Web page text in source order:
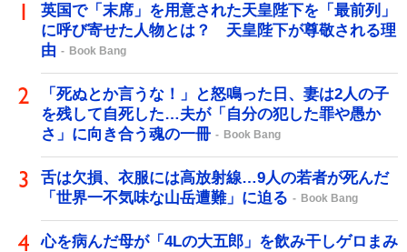
英国で「末席」を用意された天皇陛下を「最前列」
に呼び寄せた人物とは？ 天皇陛下が尊敬される理
由
Book Bang
「死ぬとか言うな！」と怒鳴った日、妻は2人の子
を残して自死した…夫が「自分の犯した罪や愚か
さ」に向き合う魂の一冊
Book Bang
舌は欠損、衣服には高放射線…9人の若者が死んだ
「世界一不気味な山岳遭難」に迫る
Book Bang
心を病んだ母が「4Lの大五郎」を飲み干しゲロまみ